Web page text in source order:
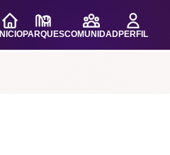
INICIOPARQUESCOMUNIDADPERFIL